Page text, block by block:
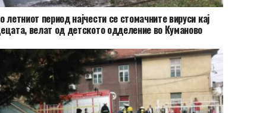
летниот период најчести се стомачните вируси кај
велат од детското одделение во Куманово